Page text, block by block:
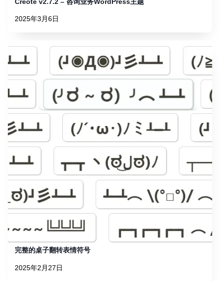
2025年3月6日
完整的桌子翻转表情符号
2025年2月27日